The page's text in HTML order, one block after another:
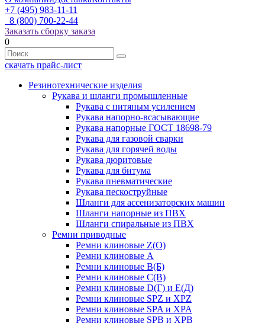
+7 (495) 983-11-11
8 (800) 700-22-44
Заказать сборку заказа
0
скачать прайс-лист
Резинотехнические изделия
Рукава и шланги промышленные
Рукава с нитяным усилением
Рукава напорно-всасывающие
Рукава напорные ГОСТ 18698-79
Рукава для газовой сварки
Рукава для горячей воды
Рукава дюритовые
Рукава для битума
Рукава пневматические
Рукава пескоструйные
Шланги для ассенизаторских машин
Шланги напорные из ПВХ
Шланги спиральные из ПВХ
Ремни приводные
Ремни клиновые Z(О)
Ремни клиновые А
Ремни клиновые В(Б)
Ремни клиновые С(В)
Ремни клиновые D(Г) и Е(Д)
Ремни клиновые SPZ и XPZ
Ремни клиновые SPA и XPA
Ремни клиновые SPB и XPB